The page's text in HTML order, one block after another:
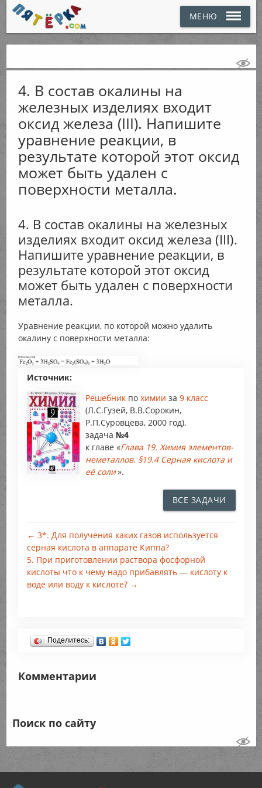
МЕНЮ
4. В состав окалины на
железных изделиях входит
оксид железа (III). Напишите
уравнение реакции, в
результате которой этот оксид
может быть удален с
поверхности металла.
4. В состав окалины на железных
изделиях входит оксид железа (III).
Напишите уравнение реакции, в
результате которой этот оксид
может быть удален с поверхности
металла.
Уравнение реакции, по которой можно удалить
окалину с поверхности металла:
Источник:
Решебник по химии за 9 класс
(Л.С.Гузей, В.В.Сорокин,
Р.П.Суровцева, 2000 год),
задача №4
к главе «Глава 19. Химия элементов-
неметаллов. §19.4 Серная кислота и
её соли».
ВСЕ ЗАДАЧИ
← 3*. Для получения каких газов используется
серная кислота в аппарате Киппа?
5. При приготовлении раствора фосфорной
кислоты что к чему надо прибавлять — кислоту к
воде или воду к кислоте? →
Поделитесь:
Комментарии
Поиск по сайту